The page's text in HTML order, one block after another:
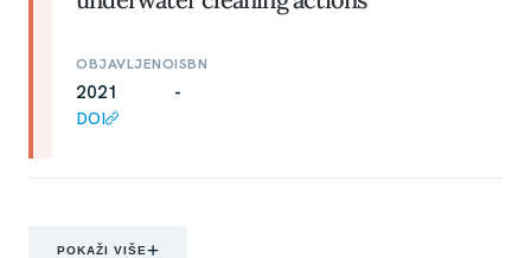
OBJAVLJENO
2021
DOI
ISBN
-
POKAŽI VIŠE